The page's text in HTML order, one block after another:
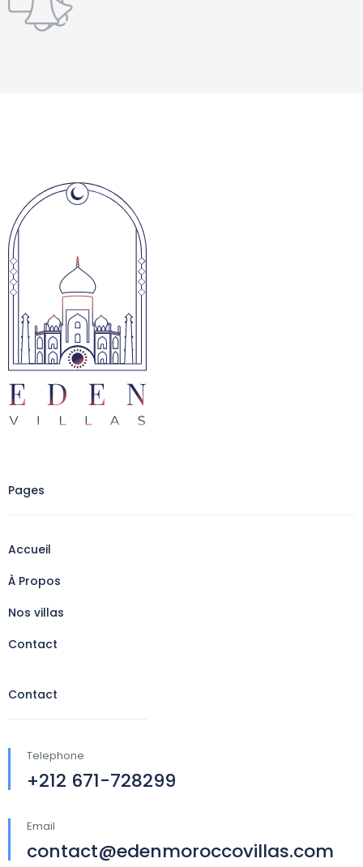
Pages
Accueil
À Propos
Nos villas
Contact
Contact
Telephone
+212 671-728299
Email
contact@edenmoroccovillas.com